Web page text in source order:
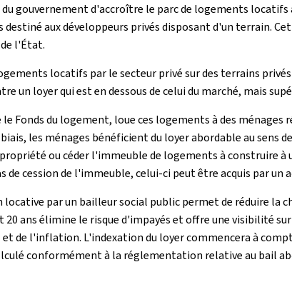
du gouvernement d'accroître le parc de logements
destiné aux développeurs privés disposant d'un terrain.
l'État.
locatifs par le secteur privé sur des terrains
un loyer qui est en dessous de celui du marché, mais
le Fonds du logement, loue ces logements à des
biais, les ménages bénéficient du loyer abordable au sens
ou céder l'immeuble de logements à construire à
de cession de l'immeuble, celui-ci peut être acquis par
locative par un bailleur social public permet de réduire
ans élimine le risque d'impayés et offre une visibilité
de l'inflation. L'indexation du loyer commencera à
conformément à la réglementation relative au bail